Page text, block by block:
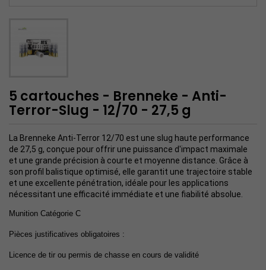
5 cartouches - Brenneke - Anti-
Terror-Slug - 12/70 - 27,5 g
La Brenneke Anti-Terror 12/70 est une slug haute performance
de 27,5 g, conçue pour offrir une puissance d'impact maximale
et une grande précision à courte et moyenne distance. Grâce à
son profil balistique optimisé, elle garantit une trajectoire stable
et une excellente pénétration, idéale pour les applications
nécessitant une efficacité immédiate et une fiabilité absolue.
Munition Catégorie C
Pièces justificatives obligatoires :
Licence de tir ou permis de chasse en cours de validité